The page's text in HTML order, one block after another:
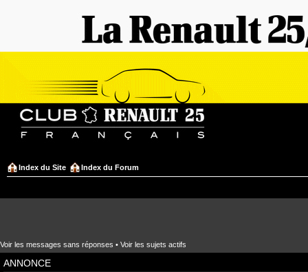
Index du Site Index du Forum
Voir les messages sans réponses • Voir les sujets actifs
ANNONCE